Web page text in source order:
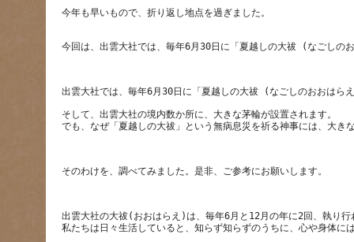
そして、出雲大社の境内数か所に、大きな茅輪が設置されます。
出雲大社の大祓(おおはらえ)は、毎年6月と12月の年に2回、執り